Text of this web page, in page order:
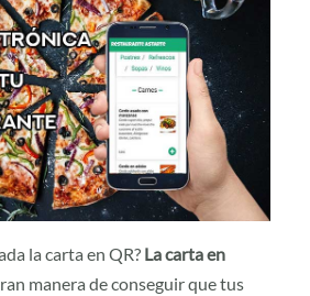
la carta en QR? Lacartaen
manera de conseguir que tus